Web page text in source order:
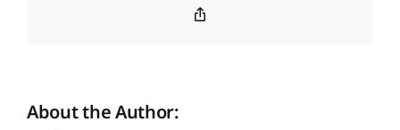
About the Author: